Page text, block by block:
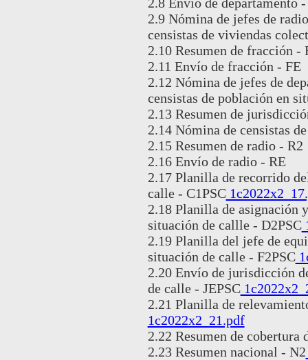
2.9 Nómina de jefes de
censistas de viviendas
2.10 Resumen de fracción -
2.11 Envío de fracción - FE
2.12 Nómina de jefes de
censistas de población en
2.13 Resumen de
2.14 Nómina de censistas
2.15 Resumen de radio - R2
2.16 Envío de radio - RE
2.17 Planilla de recorrido
calle - C1PSC
2.18 Planilla de asignación
situación de callle - D2PSC
2.19 Planilla del jefe de
situación de calle - F2PSC
2.20 Envío de jurisdicción
de calle - JEPSC
2.21 Planilla de
1c2022x2_21.pdf
2.22 Resumen de cobertura
2.23 Resumen nacional - N2